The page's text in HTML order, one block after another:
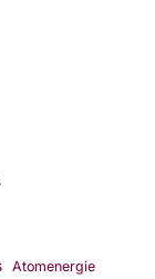
Atomenergie